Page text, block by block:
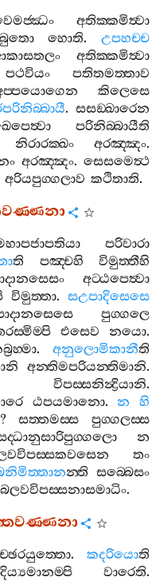
අතික‍්කමිත්‍වා
හොති. උපහච‍්ච
අතික‍්කමිත්‍වා
පථවියං
පතිතමත‍්තාව
කිලෙසෙ
.සසඞ‍්ඛාරෙන
පරිනිබ‍්බායීති
නිරාරක‍්ඛං අරඤ‍්ඤං.
අරඤ‍්ඤං.සෙසමෙත්‍ථ
අරියපුග‍්ගලාව කථිතාති.
පරිවාරා
ති පඤ‍්චහි
විමුත‍්තීහි
අට‍්ඨපෙත්‍වා
විමුත‍්තා. සඋපාදිසෙසෙ
පුග‍්ගලෙ
එසෙව නයො.
.අනුලොමිකානීති
අන‍්තිමපරියන‍්තිමානි.
විපස‍්සනින්‍ද්‍රියානි.
ඨපයමානො.න
හි
?සත‍්තමස‍්ස
පුග‍්ගලස‍්ස
න
තං
න‍්ති සබ‍්බෙසං
බලවවිපස‍්සනාසමාධිං.
.කදරියොති
දිය්‍යමානම‍්පි වාරෙති.